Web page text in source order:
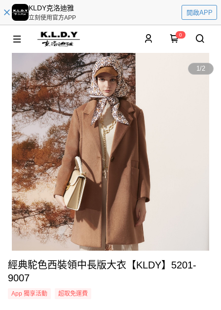
KLDY克洛迪雅
立刻使用官方APP
開啟APP
0
1/2
經典駝色西裝領中長版大衣【KLDY】5201-
9007
App 獨享活動 超取免運費